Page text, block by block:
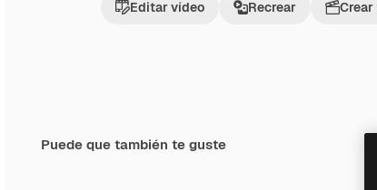
Editar vídeo Recrear
Puede que también te guste